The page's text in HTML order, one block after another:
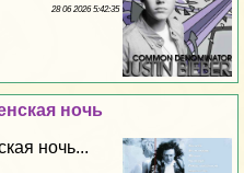
28 06 2026 5:42:35
ночь
ночь...